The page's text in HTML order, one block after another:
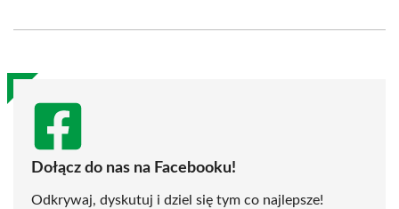
(Twitter)
Dołącz do nas na Facebooku!
Odkrywaj, dyskutuj i dziel się tym co najlepsze!